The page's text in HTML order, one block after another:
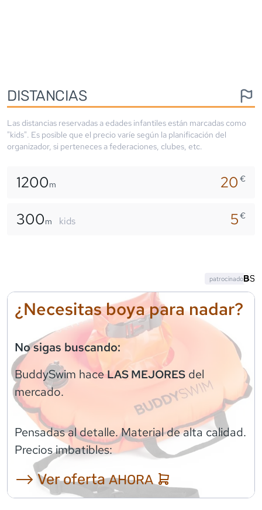
DISTANCIAS
Las distancias reservadas a edades infantiles están marcadas como
"kids". Es posible que el precio varíe según la planificación del
organizador, si perteneces a federaciones, clubes, etc.
1200m 20€
300m kids 5€
¿Necesitas boya para nadar?
No sigas buscando:
BuddySwim haceLAS MEJORES del
mercado.
Pensadas al detalle. Material de alta calidad.
Precios imbatibles:
⟶ Ver ofertaAHORA
patrocinado